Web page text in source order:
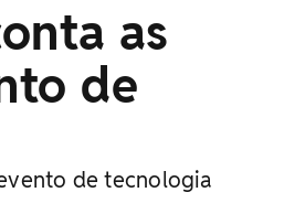
as
de
de tecnologia